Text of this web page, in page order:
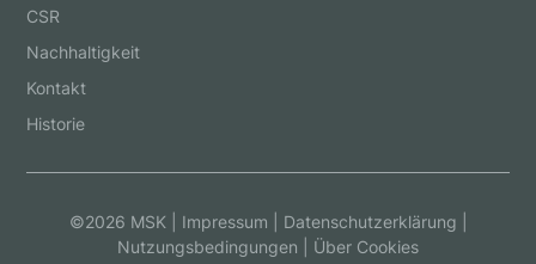
CSR
Nachhaltigkeit
Kontakt
Historie
©2026 MSK | Impressum Datenschutzerklärung
Nutzungsbedingungen
Über Cookies